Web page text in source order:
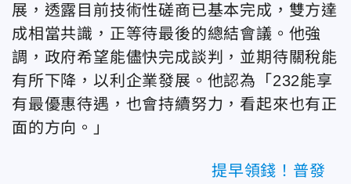
展，透露目前技術性磋商已基本完成，雙方達
成相當共識，正等待最後的總結會議。他強
調，政府希望能儘快完成談判，並期待關稅能
有所下降，以利企業發展。他認為「232能享
有最優惠待遇，也會持續努力，看起來也有正
面的方向。」
提早領錢！普發